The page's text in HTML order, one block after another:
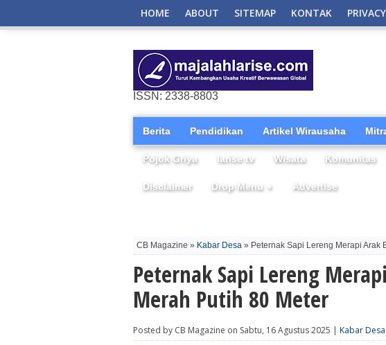
HOME ABOUT SITEMAP KONTAK
ISSN: 2338-8803
Berita Pendidikan Artikel Wirausaha
Pojok Griya larise tv Wisata Komunitas
Disclaimer Drop Menu ▼ Advertise
CB Magazine » Kabar Desa » Peternak Sapi Lereng Merapi Arak
Peternak Sapi Lereng
Merah Putih 80 Meter
Posted by CB Magazine on Sabtu, 16 Agustus 2025 | Kabar Desa